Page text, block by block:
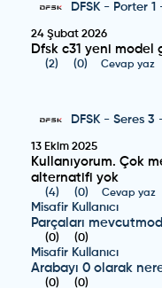
DFSK - Porter 1
24 Şubat 2026
Dfsk c31 yeni
(2) (0) Cevap yaz
DFSK -Seres 3
13 Ekim 2025
Kullanıyorum. Çok
alternatifi yok
(4) (0) Cevap yaz
Misafir Kullanıcı
Parçaları
(0) (0)
Misafir Kullanıcı
Arabayı 0 olarak
(0) (0)